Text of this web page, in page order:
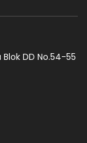
DD No.54-55